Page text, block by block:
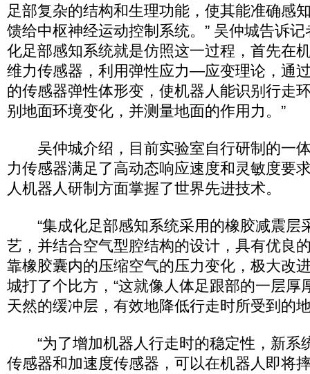
足部复杂的结构和生理功能，使其能准确感
馈给中枢神经运动控制系统。” 吴仲城告诉
化足部感知系统就是仿照这一过程，首先在
维力传感器，利用弹性应力—应变理论，通
的传感器弹性体形变，使机器人能识别行走
别地面环境变化，并测量地面的作用力。”
吴仲城介绍，目前实验室自行研制的一
力传感器满足了高动态响应速度和灵敏度要
人机器人研制方面掌握了世界先进技术。
“集成化足部感知系统采用的橡胶减震层
艺，并结合空气型腔结构的设计，具有优良
靠橡胶囊内的压缩空气的压力变化，极大改
城打了个比方，“这就像人体足跟部的一层厚
天然的缓冲层，有效地降低行走时所受到的
“为了增加机器人行走时的稳定性，新系
传感器和加速度传感器，可以在机器人即将